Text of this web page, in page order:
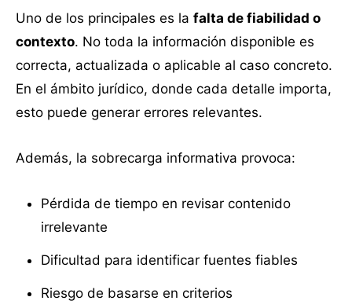
Uno de los principales es la falta de fiabilidad o
contexto. No toda la información disponible es
correcta, actualizada o aplicable al caso concreto.
En el ámbito jurídico, donde cada detalle importa,
esto puede generar errores relevantes.
Además, la sobrecarga informativa provoca:
Pérdida de tiempo en revisar contenido
irrelevante
Dificultad para identificar fuentes fiables
Riesgo de basarse en criterios